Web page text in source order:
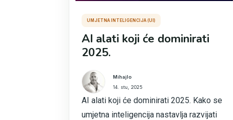
UMJETNA INTELIGENCIJA (UI)
AI alati koji će dominirati
2025.
Mihajlo
14. stu, 2025
AI alati koji će dominirati 2025. Kako se
umjetna inteligencija nastavlja razvijati